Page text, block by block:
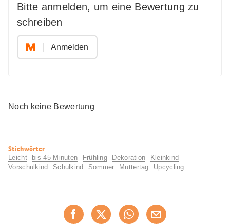
Bitte anmelden, um eine Bewertung zu
schreiben
Anmelden
Noch keine Bewertung
Nützliche
Informationen
Stichwörter
Leicht bis 45 Minuten Frühling Dekoration
Kleinkind
Vorschulkind
Schulkind Sommer Muttertag Upcycling